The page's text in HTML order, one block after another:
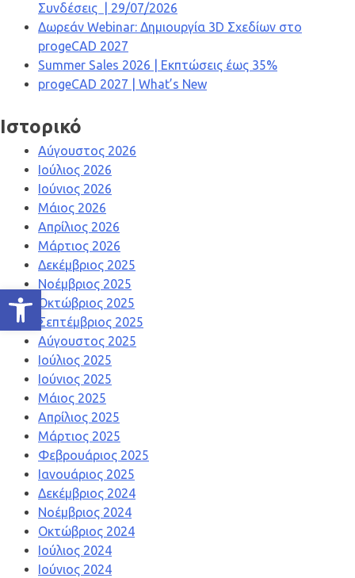
Ανοίξτε τη γραμμή εργαλείων
Συνδέσεις | 29/07/2026
Δωρεάν Webinar: Δημιουργία 3D Σχεδίων στο
progeCAD 2027
Summer Sales 2026 | Εκπτώσεις έως 35%
progeCAD 2027 | What’s New
Ιστορικό
Αύγουστος 2026
Ιούλιος 2026
Ιούνιος 2026
Μάιος 2026
Απρίλιος 2026
Μάρτιος 2026
Δεκέμβριος 2025
Νοέμβριος 2025
Οκτώβριος 2025
Σεπτέμβριος 2025
Αύγουστος 2025
Ιούλιος 2025
Ιούνιος 2025
Μάιος 2025
Απρίλιος 2025
Μάρτιος 2025
Φεβρουάριος 2025
Ιανουάριος 2025
Δεκέμβριος 2024
Νοέμβριος 2024
Οκτώβριος 2024
Ιούλιος 2024
Ιούνιος 2024